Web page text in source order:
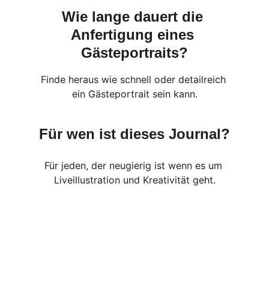
Finde heraus wie schnell oder detailreich
ein Gästeportrait sein kann.
Wie lange dauert die
Anfertigung eines
Gästeportraits?
Für wen ist dieses Journal?
Für jeden, der neugierig ist wenn es um
Liveillustration und Kreativität geht.